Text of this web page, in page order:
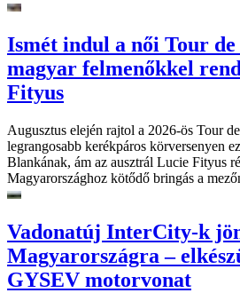
Ismét indul a női Tour
magyar felmenőkkel
Fityus
Augusztus elején rajtol a 2026-ös Tour
legrangosabb kerékpáros körversenyen
Blankának, ám az ausztrál Lucie Fityus
Magyarországhoz kötődő bringás a
Vadonatúj InterCity-k
Magyarországra –
GYSEV motorvonat